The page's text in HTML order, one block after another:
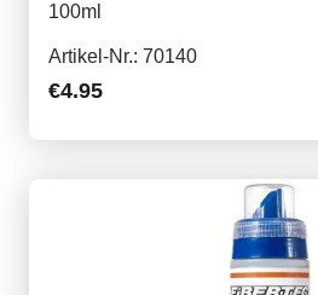
100ml
Artikel-Nr.: 70140
€4.95